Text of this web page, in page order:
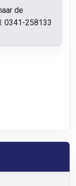
de
0341-258133